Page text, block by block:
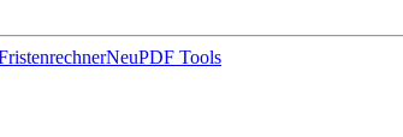
NeuPDF Tools